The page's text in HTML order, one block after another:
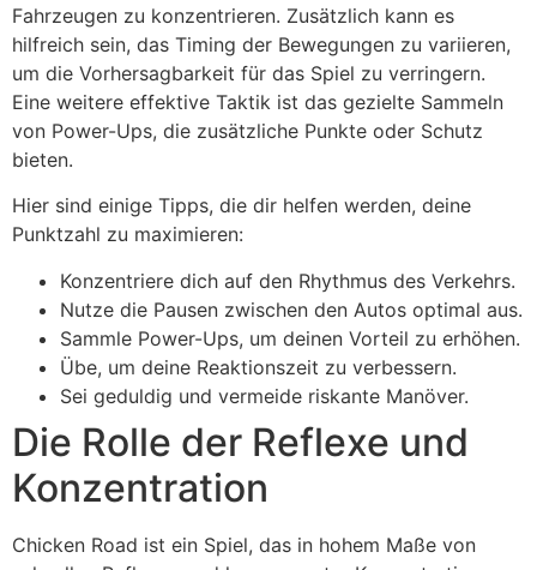
Fahrzeugen zu konzentrieren. Zusätzlich kann es
hilfreich sein, das Timing der Bewegungen zu variieren,
um die Vorhersagbarkeit für das Spiel zu verringern.
Eine weitere effektive Taktik ist das gezielte Sammeln
von Power-Ups, die zusätzliche Punkte oder Schutz
bieten.
Hier sind einige Tipps, die dir helfen werden, deine
Punktzahl zu maximieren:
Konzentriere dich auf den Rhythmus des Verkehrs.
Nutze die Pausen zwischen den Autos optimal aus.
Sammle Power-Ups, um deinen Vorteil zu erhöhen.
Übe, um deine Reaktionszeit zu verbessern.
Sei geduldig und vermeide riskante Manöver.
Die Rolle der Reflexe und
Konzentration
Chicken Road ist ein Spiel, das in hohem Maße von